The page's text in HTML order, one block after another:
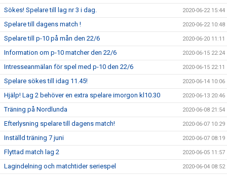
Sökes! Spelare till lag nr 3 i dag. 2020-06-22 15:44
Spelare till dagens match ! 2020-06-22 10:48
Spelare till p-10 på mån den 22/6 2020-06-20 11:11
Information om p-10 matcher den 22/6 2020-06-15 22:24
Intresseanmälan för spel med p-10 den 22/6 2020-06-15 22:11
Spelare sökes till idag 11.45! 2020-06-14 10:06
Hjälp! Lag 2 behöver en extra spelare imorgon kl10.30 2020-06-13 20:46
Träning på Nordlunda 2020-06-08 21:54
Efterlysning spelare till dagens match! 2020-06-07 10:29
Inställd träning 7 juni 2020-06-07 08:19
Flyttad match lag 2 2020-06-05 11:57
Lagindelning och matchtider seriespel 2020-06-04 08:52